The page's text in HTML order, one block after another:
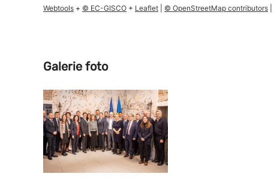
Webtools + © EC-GISCO + Leaflet © OpenStreetMap contributors
Galerie foto